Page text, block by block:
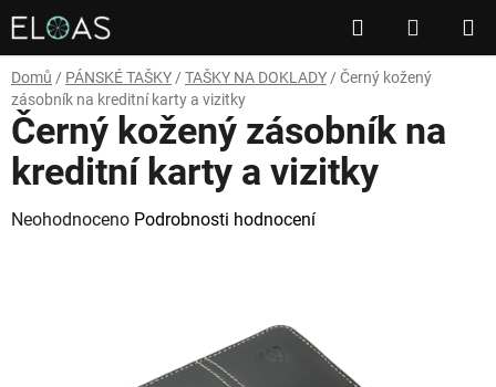
Přejít
na
obsah
Hledat
KOŠÍK
Domů / PÁNSKÉ TAŠKY / TAŠKY NA DOKLADY / Černý kožený
zásobník na kreditní karty a vizitky
Černý kožený zásobník na
kreditní karty a vizitky
Průměrné
Neohodnoceno Podrobnosti hodnocení